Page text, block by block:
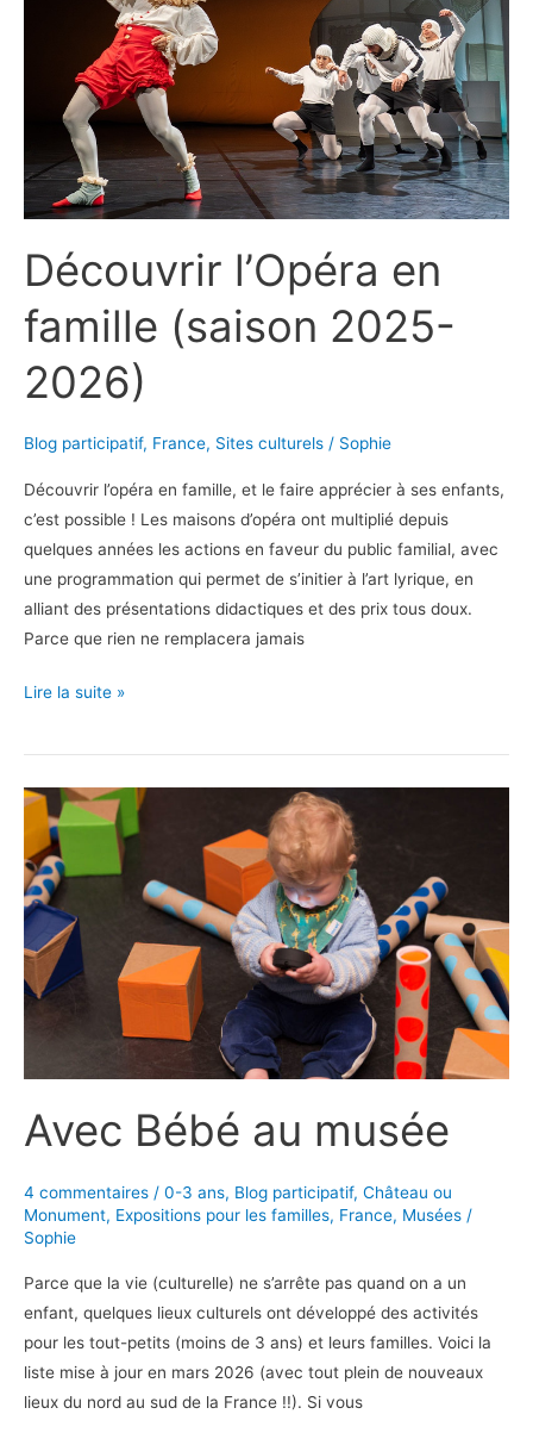
Découvrir l’Opéra en
famille (saison 2025-
2026)
Blog participatif, France, Sites culturels / Sophie
Découvrir l’opéra en famille, et le faire apprécier à ses enfants,
c’est possible ! Les maisons d’opéra ont multiplié depuis
quelques années les actions en faveur du public familial, avec
une programmation qui permet de s’initier à l’art lyrique, en
alliant des présentations didactiques et des prix tous doux.
Parce que rien ne remplacera jamais
Découvrir
en
(saison
2025-
2026)
Lire la suite »
Avec Bébé au musée
4 commentaires / 0-3 ans, Blog participatif, Château ou
Monument, Expositions pour les familles, France, Musées /
Sophie
Parce que la vie (culturelle) ne s’arrête pas quand on a un
enfant, quelques lieux culturels ont développé des activités
pour les tout-petits (moins de 3 ans) et leurs familles. Voici la
liste mise à jour en mars 2026 (avec tout plein de nouveaux
lieux du nord au sud de la France !!). Si vous